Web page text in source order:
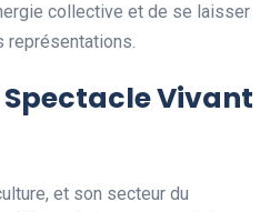
collective et de se laisser
représentations.
Vivant
et son secteur du